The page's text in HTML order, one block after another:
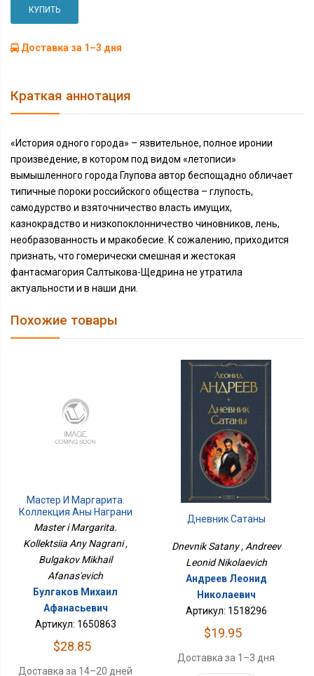
КУПИТЬ
Доставка за 1–3 дня
Краткая аннотация
«История одного города» – язвительное, полное иронии
произведение, в котором под видом «летописи»
вымышленного города Глупова автор беспощадно обличает
типичные пороки российского общества – глупость,
самодурство и взяточничество власть имущих,
казнокрадство и низкопоклонничество чиновников, лень,
необразованность и мракобесие. К сожалению, приходится
признать, что гомерически смешная и жестокая
фантасмагория Салтыкова-Щедрина не утратила
актуальности и в наши дни.
Похожие товары
Мастер И Маргарита.
Коллекция Аны Награни
Master i Margarita.
Kollektsiia Any Nagrani ,
Bulgakov Mikhail
Afanas'evich
Булгаков Михаил
Афанасьевич
Артикул: 1650863
$28.85
Доставка за 14–20 дней
Дневник Сатаны
Dnevnik Satany , Andreev
Leonid Nikolaevich
Андреев Леонид
Николаевич
Артикул: 1518296
$19.95
Доставка за 1–3 дня